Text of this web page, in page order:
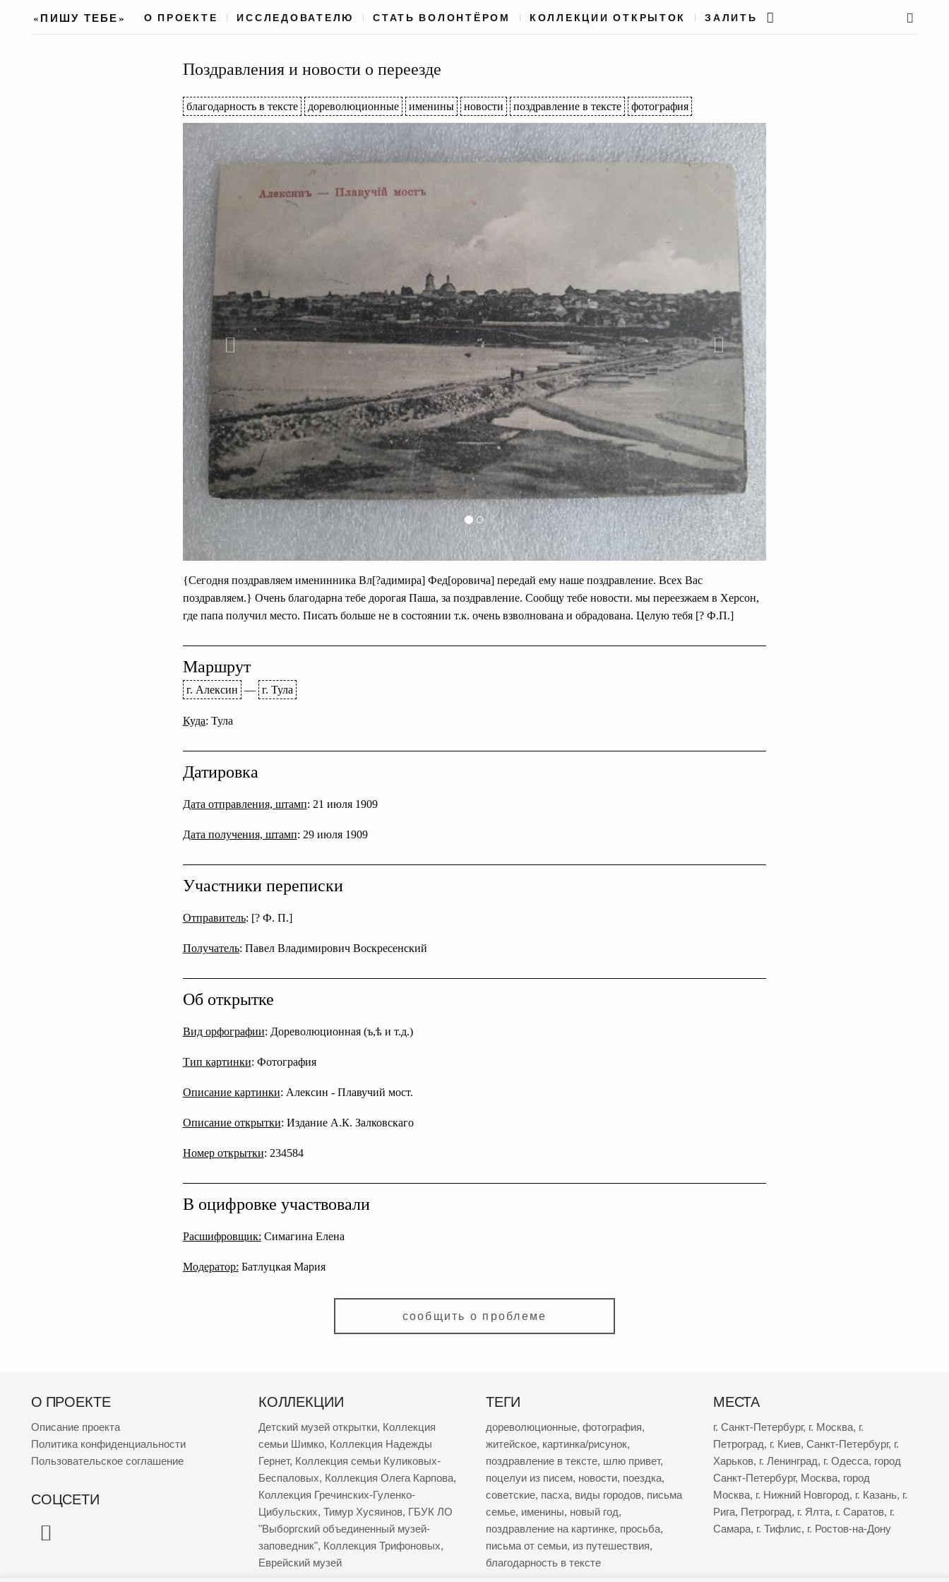
«ПИШУ ТЕБЕ» О ПРОЕКТЕ ИССЛЕДОВАТЕЛЮ СТАТЬ ВОЛОНТЁРОМ КОЛЛЕКЦИИ ОТКРЫТОК ЗАЛИТЬ
Поздравления и новости о переезде
благодарность в тексте дореволюционные именины новости поздравление в тексте фотография
{Сегодня поздравляем именинника Вл[?адимира] Фед[оровича] передай ему наше поздравление. Всех Вас
поздравляем.} Очень благодарна тебе дорогая Паша, за поздравление. Сообщу тебе новости. мы переезжаем в Херсон,
где папа получил место. Писать больше не в состоянии т.к. очень взволнована и обрадована. Целую тебя [? Ф.П.]
Маршрут
г. Алексин — г. Тула
Куда: Тула
Датировка
Дата отправления, штамп: 21 июля 1909
Дата получения, штамп: 29 июля 1909
Участники переписки
Отправитель: [? Ф. П.]
Получатель: Павел Владимирович Воскресенский
Об открытке
Вид орфографии: Дореволюционная (ъ,ѣ и т.д.)
Тип картинки: Фотография
Описание картинки: Алексин - Плавучий мост.
Описание открытки: Издание А.К. Залковскаго
Номер открытки: 234584
В оцифровке участвовали
Расшифровщик: Симагина Елена
Модератор: Батлуцкая Мария
сообщить о проблеме
О ПРОЕКТЕ
Описание проекта
Политика конфиденциальности
Пользовательское соглашение
СОЦСЕТИ
КОЛЛЕКЦИИ
Детский музей открытки, Коллекция
семьи Шимко, Коллекция Надежды
Гернет, Коллекция семьи Куликовых-
Беспаловых, Коллекция Олега Карпова,
Коллекция Гречинских-Гуленко-
Цибульских, Тимур Хусяинов, ГБУК ЛО
"Выборгский объединенный музей-
заповедник", Коллекция Трифоновых,
Еврейский музей
ТЕГИ
дореволюционные, фотография,
житейское, картинка/рисунок,
поздравление в тексте, шлю привет,
поцелуи из писем, новости, поездка,
советские, пасха, виды городов, письма
семье, именины, новый год,
поздравление на картинке, просьба,
письма от семьи, из путешествия,
благодарность в тексте
МЕСТА
г. Санкт-Петербург, г. Москва, г.
Петроград, г. Киев, Санкт-Петербург, г.
Харьков, г. Ленинград, г. Одесса, город
Санкт-Петербург, Москва, город
Москва, г. Нижний Новгород, г. Казань, г.
Рига, Петроград, г. Ялта, г. Саратов, г.
Самара, г. Тифлис, г. Ростов-на-Дону